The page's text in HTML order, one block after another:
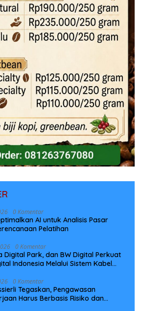
0 Komentar
AI untuk Analisis Pasar
Pelatihan
0 Komentar
Digital Park, dan BW Digital Perkuat
Indonesia Melalui Sistem Kabel
0 Komentar
Tegaskan, Pengawasan
Harus Berbasis Risiko dan